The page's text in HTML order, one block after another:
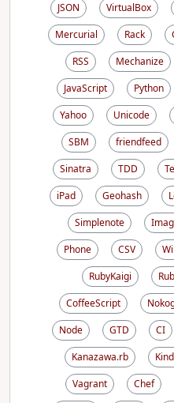
JSON
VirtualBox
Mercurial
Rack
RSS
Mechanize
JavaScript
Python
Yahoo
Unicode
SBM
friendfeed
Sinatra
TDD
iPad
Geohash
Simplenote
Phone
CSV
RubyKaigi
CoffeeScript
Node
GTD CI
Kanazawa.rb
Vagrant
Chef